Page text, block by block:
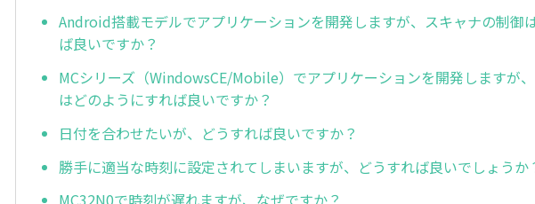
Android搭載モデルでアプリケーションを開発しますが、スキャナの制御
ば良いですか？
MCシリーズ（WindowsCE/Mobile）でアプリケーションを開発しますが
はどのようにすれば良いですか？
日付を合わせたいが、どうすれば良いですか？
勝手に適当な時刻に設定されてしまいますが、どうすれば良いでしょうか